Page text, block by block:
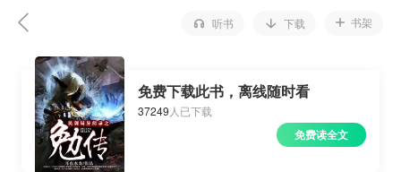
听书 下载 书架
免费下载此书，离线随时看
37249 人已下载
免费读全文